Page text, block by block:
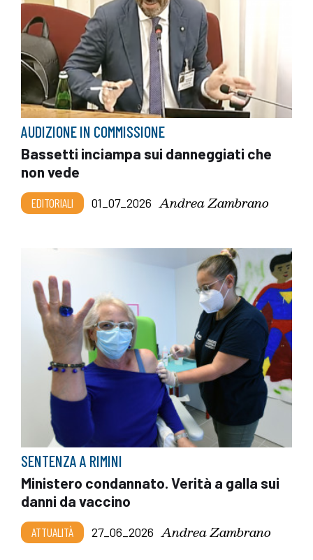
AUDIZIONE IN COMMISSIONE
Bassetti inciampa sui danneggiati che
non vede
EDITORIALI 01_07_2026 Andrea Zambrano
SENTENZA A RIMINI
Ministero condannato. Verità a galla sui
danni da vaccino
ATTUALITÀ 27_06_2026 Andrea Zambrano